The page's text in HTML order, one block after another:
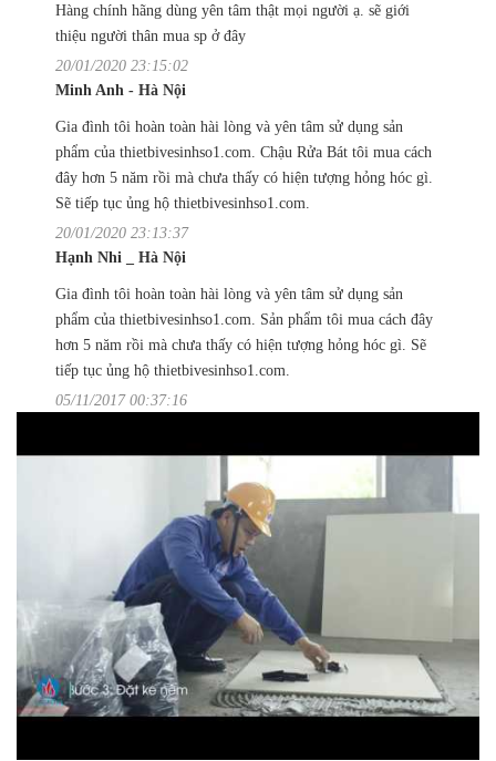
Hàng chính hãng dùng yên tâm thật mọi người ạ. sẽ giới
thiệu người thân mua sp ở đây
20/01/2020 23:15:02
Minh Anh - Hà Nội
Gia đình tôi hoàn toàn hài lòng và yên tâm sử dụng sản
phẩm của thietbivesinhso1.com. Chậu Rửa Bát tôi mua cách
đây hơn 5 năm rồi mà chưa thấy có hiện tượng hỏng hóc gì.
Sẽ tiếp tục ủng hộ thietbivesinhso1.com.
20/01/2020 23:13:37
Hạnh Nhi _ Hà Nội
Gia đình tôi hoàn toàn hài lòng và yên tâm sử dụng sản
phẩm của thietbivesinhso1.com. Sản phẩm tôi mua cách đây
hơn 5 năm rồi mà chưa thấy có hiện tượng hỏng hóc gì. Sẽ
tiếp tục ủng hộ thietbivesinhso1.com.
05/11/2017 00:37:16